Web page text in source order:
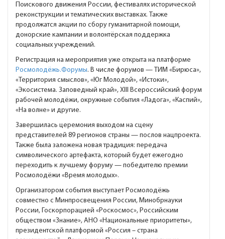
Поискового движения России, фестивалях исторической
реконструкции и тематических выставках. Также
продолжатся акции по сбору гуманитарной помощи,
донорские кампании и волонтёрская поддержка
социальных учреждений.
Регистрация на мероприятия уже открыта на платформе
Росмолодёжь.Форумы. В числе форумов — ТИМ «Бирюса»,
«Территория смыслов», «Юг Молодой», «Истоки»,
«Экосистема. Заповедный край», XIII Всероссийский форум
рабочей молодёжи, окружные события «Ладога», «Каспий»,
«На волне» и другие.
Завершилась церемония выходом на сцену
представителей 89 регионов страны — послов нацпроекта.
Также была заложена новая традиция: передача
символического артефакта, который будет ежегодно
переходить к лучшему форуму — победителю премии
Росмолодёжи «Время молодых».
Организатором события выступает Росмолодёжь
совместно с Минпросвещения России, Минобрнауки
России, Госкорпорацией «Роскосмос», Российским
обществом «Знание», АНО «Национальные приоритеты»,
президентской платформой «Россия – страна